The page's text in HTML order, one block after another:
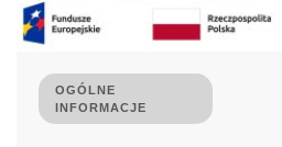
OGÓLNE
INFORMACJE